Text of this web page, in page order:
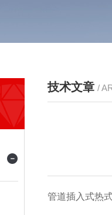
技术文章 /
管道插入式热